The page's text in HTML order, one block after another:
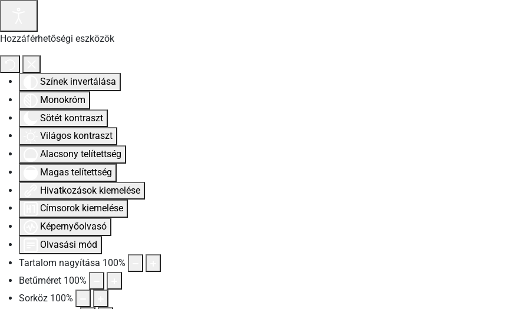
Hozzáférhetőségi eszközök
Színek invertálása
Monokróm
Sötét kontraszt
Világos kontraszt
Alacsony telítettség
Magas telítettség
Hivatkozások kiemelése
Címsorok kiemelése
Képernyőolvasó
Olvasási mód
Tartalom nagyítása 100%
Betűméret 100%
Sorköz 100%